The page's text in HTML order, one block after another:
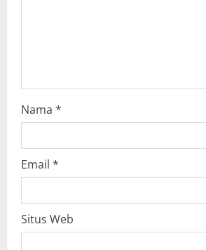
Nama *
Email *
Situs Web